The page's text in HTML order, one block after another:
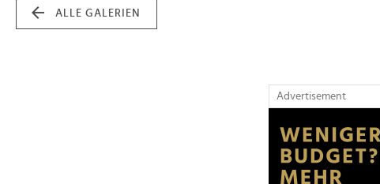
ALLE GALERIEN
Advertisement